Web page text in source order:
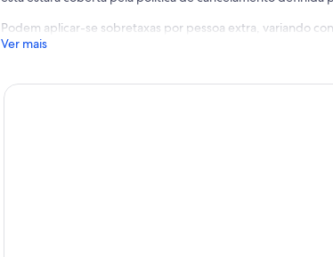
Podem aplicar-se sobretaxas por pessoa extra, variando
Ver mais